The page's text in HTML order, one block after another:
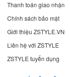
Thanh toán giao nhận
Chính sách bảo mật
Giới thiệu ZSTYLE.VN
Liên hệ với ZSTYLE
ZSTYLE tuyển dụng